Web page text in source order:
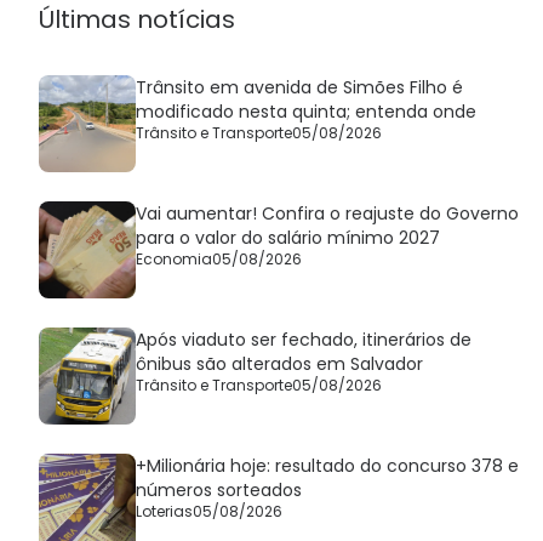
Últimas notícias
Trânsito em avenida de Simões Filho é
modificado nesta quinta; entenda onde
Trânsito e Transporte05/08/2026
Vai aumentar! Confira o reajuste do Governo
para o valor do salário mínimo 2027
Economia05/08/2026
Após viaduto ser fechado, itinerários de
ônibus são alterados em Salvador
Trânsito e Transporte05/08/2026
+Milionária hoje: resultado do concurso 378 e
números sorteados
Loterias05/08/2026